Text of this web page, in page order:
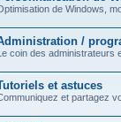
de Windows,
/
coin des administrateurs
et astuces
et partagez